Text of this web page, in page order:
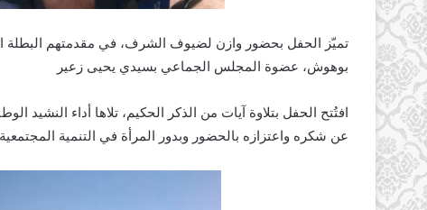
تميّز الحفل بحضور وازن لضيوف الشرف، في مقدمتهم البطلة
بوهوش، عضوة المجلس الجماعي بسيدي يحيى زعير
افتُتح الحفل بتلاوة آيات من الذكر الحكيم، تلاها أداء النشيد
عن شكره واعتزازه بالحضور وبدور المرأة في التنمية المجتمعية